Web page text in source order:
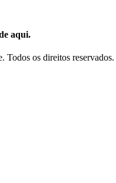
aqui.
os direitos reservados.